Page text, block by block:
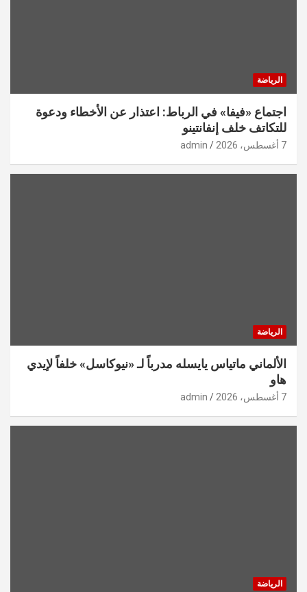
الرياضة
اجتماع «فيفا» في الرباط: اعتذار عن الأخطاء ودعوة
للتكاتف خلف إنفانتينو
7 أغسطس، 2026 admin
الرياضة
الألماني ماتياس يايسله مدرباً لـ «نيوكاسل» خلفاً لإيدي
هاو
7 أغسطس، 2026 admin
الرياضة